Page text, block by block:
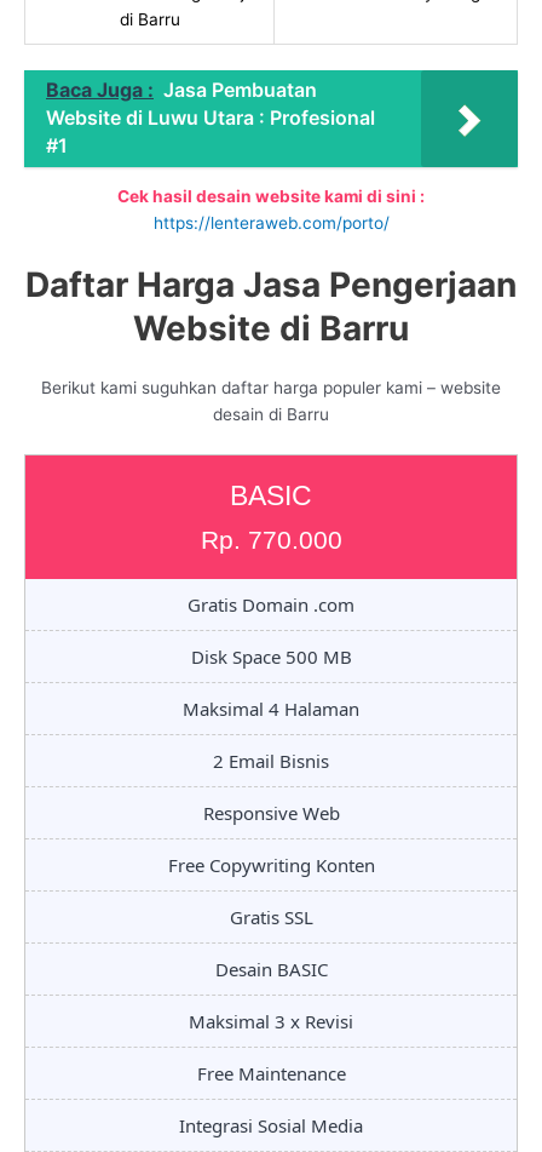
di Barru
Baca Juga : Jasa Pembuatan
Website di Luwu Utara : Profesional
#1
Cek hasil desain website kami di sini :
https://lenteraweb.com/porto/
Daftar Harga Jasa Pengerjaan
Website di Barru
Berikut kami suguhkan daftar harga populer kami – website
desain di Barru
BASIC
Rp. 770.000
Gratis Domain .com
Disk Space 500 MB
Maksimal 4 Halaman
2 Email Bisnis
Responsive Web
Free Copywriting Konten
Gratis SSL
Desain BASIC
Maksimal 3 x Revisi
Free Maintenance
Integrasi Sosial Media